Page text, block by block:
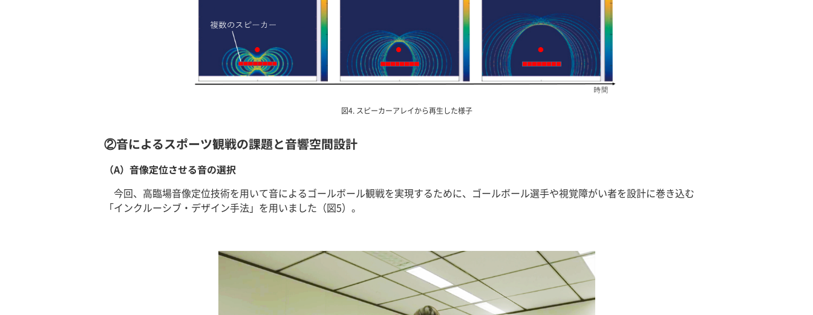
図4. スピーカーアレイから再生した様子
②音によるスポーツ観戦の課題と音響空間設計
（A）音像定位させる音の選択
今回、高臨場音像定位技術を用いて音によるゴールボール観戦を実現するために、ゴールボール選手や視覚障がい者を設計に巻き込む
「インクルーシブ・デザイン手法」を用いました（図5）。